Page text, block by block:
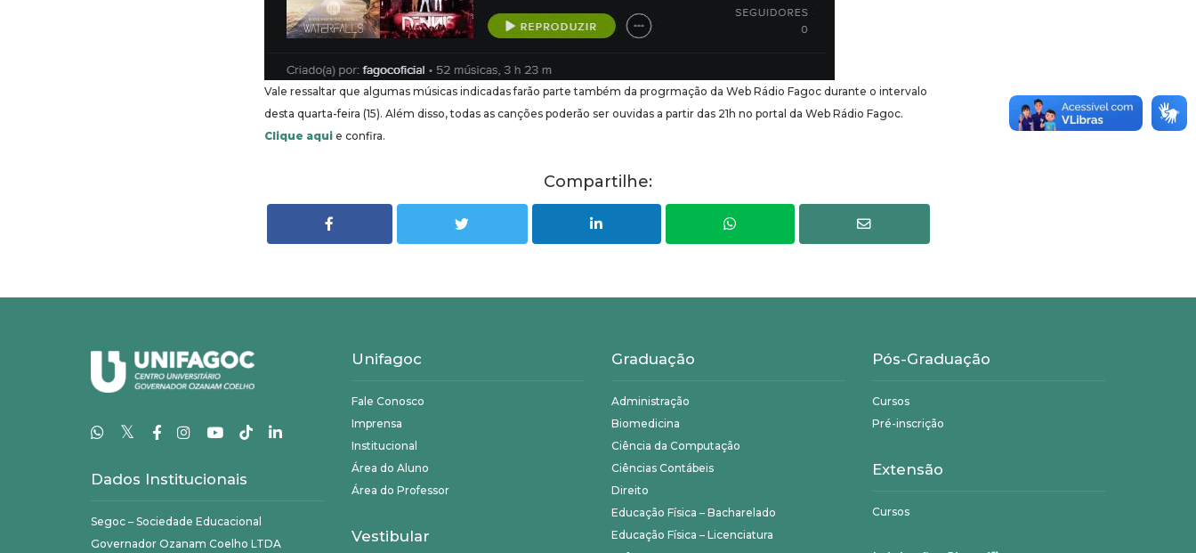
Vale ressaltar que algumas músicas indicadas farão parte também da progrmação da Web Rádio Fagoc durante o intervalo
desta quarta-feira (15). Além disso, todas as canções poderão ser ouvidas a partir das 21h no portal da Web Rádio Fagoc.
Clique aqui e confira.
Compartilhe:
𝕏
Dados Institucionais
Segoc – Sociedade Educacional
Governador Ozanam Coelho LTDA
Unifagoc
Fale Conosco
Imprensa
Institucional
Área do Aluno
Área do Professor
Vestibular
Graduação
Administração
Biomedicina
Ciência da Computação
Ciências Contábeis
Direito
Educação Física – Bacharelado
Educação Física – Licenciatura
Pós-Graduação
Cursos
Pré-inscrição
Extensão
Cursos